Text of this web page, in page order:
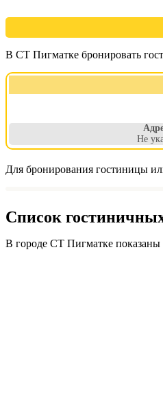
В СТ Пигматке бронировать
Не
Для бронирования гостиницы
Список
В городе СТ Пигматке